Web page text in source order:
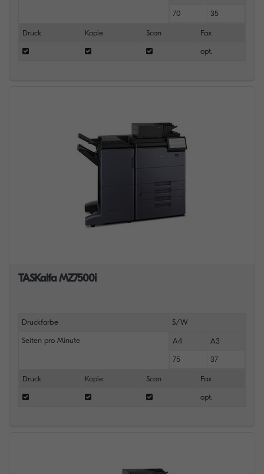
70 35
Druck Kopie Scan Fax
opt.
TASKalfa MZ7500i
Druckfarbe S/W
Seiten pro Minute A4 A3
75 37
Druck Kopie Scan Fax
opt.